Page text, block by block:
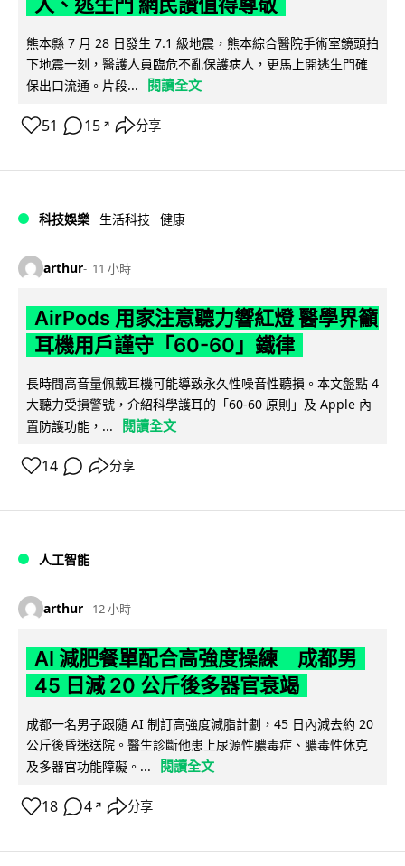
熊本縣 7 月 28 日發生 7.1 級地震，熊本綜合醫院手術室鏡頭拍
下地震一刻，醫護人員臨危不亂保護病人，更馬上開逃生門確
保出口流通。片段...
閱讀全文
51 15 ↗ 分享
科技娛樂 生活科技 健康
arthur 11 小時
AirPods 用家注意聽力響紅燈 醫學界籲
耳機用戶謹守「60-60」鐵律
長時間高音量佩戴耳機可能導致永久性噪音性聽損。本文盤點 4
大聽力受損警號，介紹科學護耳的「60-60 原則」及 Apple 內
置防護功能，...
閱讀全文
14 分享
人工智能
arthur 12 小時
AI 減肥餐單配合高強度操練 成都男
45 日減 20 公斤後多器官衰竭
成都一名男子跟隨 AI 制訂高強度減脂計劃，45 日內減去約 20
公斤後昏迷送院。醫生診斷他患上尿源性膿毒症、膿毒性休克
及多器官功能障礙。...
閱讀全文
18 4 ↗ 分享